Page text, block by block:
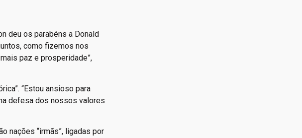
deu os parabéns a Donald
como fizemos nos
paz e prosperidade”,
“Estou ansioso para
defesa dos nossos valores
nações “irmãs”, ligadas por